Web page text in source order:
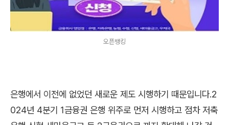
오픈뱅킹
은행에서 이전에 없었던 새로운 제도 시행하기 때문입니다.2
024년 4분기 1금융권 은행 위주로 먼저 시행하고 점차 저축